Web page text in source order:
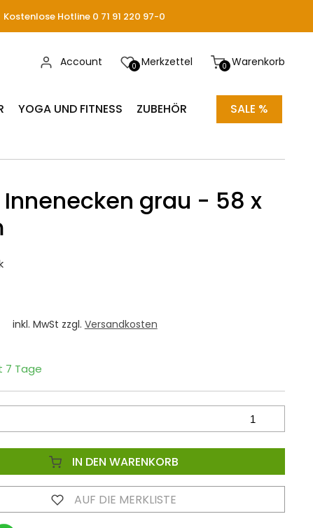
Kostenlose Hotline 0 71 91 220 97-0
0 Warenkorb
0 Merkzettel
Account
YOGA UND FITNESS ZUBEHÖR SALE %
Innenecken grau - 58 x
inkl. MwSt zzgl. Versandkosten
7 Tage
IN DEN WARENKORB
AUF DIE MERKLISTE